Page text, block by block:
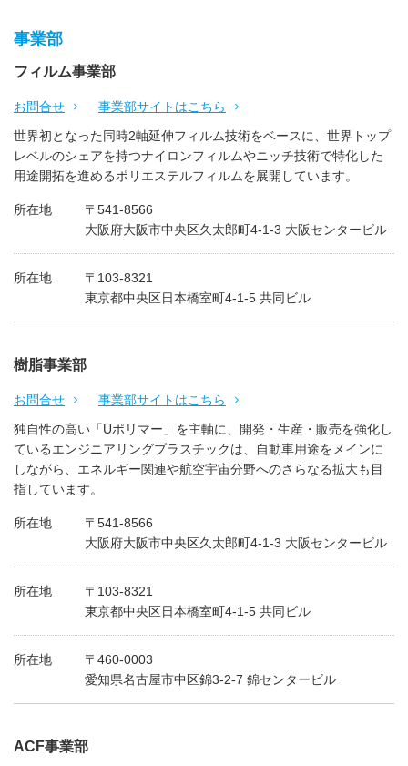
事業部
フィルム事業部
お問合せ
事業部サイトはこちら
世界初となった同時2軸延伸フィルム技術をベースに、世界トップ
レベルのシェアを持つナイロンフィルムやニッチ技術で特化した
用途開拓を進めるポリエステルフィルムを展開しています。
所在地
〒541-8566
大阪府大阪市中央区久太郎町4-1-3 大阪センタービル
所在地
〒103-8321
東京都中央区日本橋室町4-1-5 共同ビル
樹脂事業部
お問合せ
事業部サイトはこちら
独自性の高い「Uポリマー」を主軸に、開発・生産・販売を強化し
ているエンジニアリングプラスチックは、自動車用途をメインに
しながら、エネルギー関連や航空宇宙分野へのさらなる拡大も目
指しています。
所在地
〒541-8566
大阪府大阪市中央区久太郎町4-1-3 大阪センタービル
所在地
〒103-8321
東京都中央区日本橋室町4-1-5 共同ビル
所在地
〒460-0003
愛知県名古屋市中区錦3-2-7 錦センタービル
ACF事業部